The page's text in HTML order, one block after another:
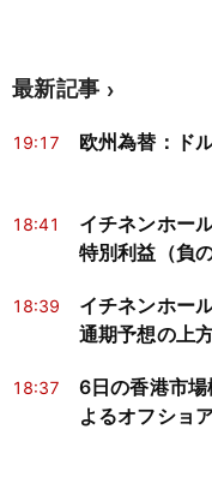
最新記事
19:17 欧州為替：ド
18:41
イチネンホー
特別利益（負
18:39
イチネンホー
通期予想の上
18:37
6日の香港市
よるオフショ